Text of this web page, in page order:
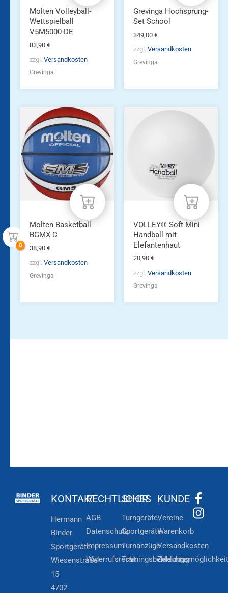
Molten Volleyball-
Wettspielball
V5M5000-DE
83,90 €
zzgl. Versandkosten
Grevinga
Grevinga Hochsprung-
Set School
349,00 €
zzgl. Versandkosten
Grevinga
Molten Basketball
BGMX-C
38,90 €
zzgl. Versandkosten
Grevinga
VOLLEY® Soft-Mini
Handball mit
Elefantenhaut
20,90 €
zzgl. Versandkosten
Grevinga
KONTAKT
Hermann
Binder
Sportgeräte
Wiesenstraße
15
4702
RECHTLICHES
AGB
Datenschutz
Impressum
Widerrufsrecht
SHOP
Turngeräte
Sportgeräte
Turnanzüge
Trainingsbekleidung
KUNDE
Vereine
Warenkorb
Versandkosten